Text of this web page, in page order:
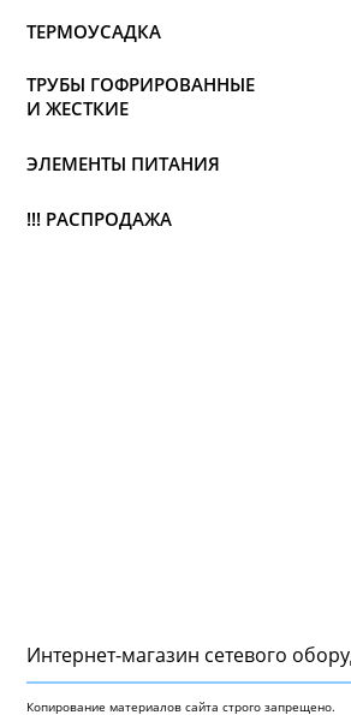
ТЕРМОУСАДКА
ТРУБЫ ГОФРИРОВАННЫЕ
И ЖЕСТКИЕ
ЭЛЕМЕНТЫ ПИТАНИЯ
!!! РАСПРОДАЖА
Интернет-магазин сетeвого
Копирование материалов сайта строго запрещено.